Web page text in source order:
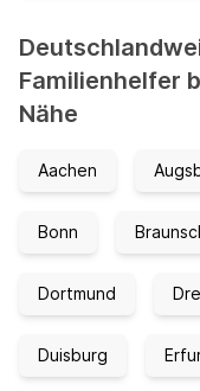
Familienhelfer
Nähe
Aachen
Bonn
Dortmund
Duisburg